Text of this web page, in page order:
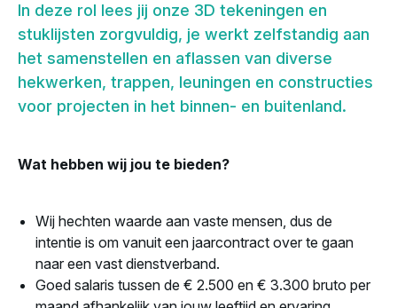
In deze rol lees jij onze 3D tekeningen en
stuklijsten zorgvuldig, je werkt zelfstandig aan
het samenstellen en aflassen van diverse
hekwerken, trappen, leuningen en constructies
voor projecten in het binnen- en buitenland.
Wat hebben wij jou te bieden?
Wij hechten waarde aan vaste mensen, dus de
intentie is om vanuit een jaarcontract over te gaan
naar een vast dienstverband.
Goed salaris tussen de € 2.500 en € 3.300 bruto per